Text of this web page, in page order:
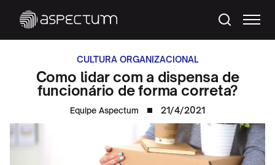
CULTURA ORGANIZACIONAL
Como lidar com a dispensa de
funcionário de forma correta?
Equipe Aspectum 21/4/2021